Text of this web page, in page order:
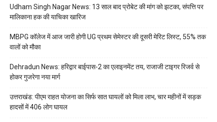
Udham Singh Nagar News: 13 साल बाद प्रोबेट की मांग को झटका, संपत्ति पर
मालिकाना हक की याचिका खारिज
MBPG कॉलेज में आज जारी होगी UG प्रथम सेमेस्टर की दूसरी मेरिट लिस्ट, 55% तक
वालों को मौका
Dehradun News: हरिद्वार बाईपास-2 का एलाइनमेंट तय, राजाजी टाइगर रिजर्व से
होकर गुजरेगा नया मार्ग
उत्तराखंड: पीएम राहत योजना का सिर्फ सात घायलों को मिला लाभ, चार महीनों में सड़क
हादसों में 406 लोग घायल